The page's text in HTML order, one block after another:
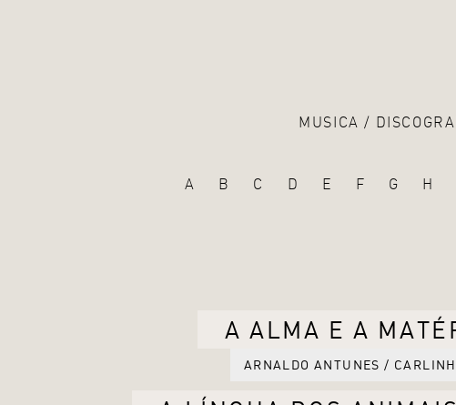
MUSICA
A B C D E F G H
A ALMA E A
ARNALDO ANTUNES /